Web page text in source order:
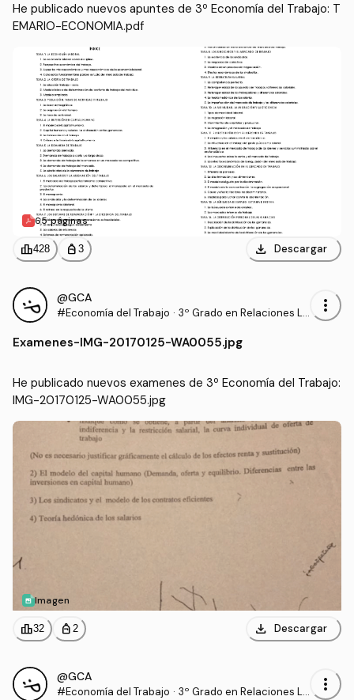
He publicado nuevos apuntes de 3º Economía del Trabajo: T
EMARIO-ECONOMIA.pdf
65 páginas
leaderboard428 personal_bag 3 download Descargar
@GCA
#Economía del Trabajo · 3º Grado en Relaciones La
os (UCO)
more_vert
Examenes-IMG-20170125-WA0055.jpg
He publicado nuevos examenes de 3º Economía del Trabajo:
IMG-20170125-WA0055.jpg
Imagen
leaderboard32 personal_bag 2 download Descargar
@GCA
#Economía del Trabajo · 3º Grado en Relaciones La
more_vert